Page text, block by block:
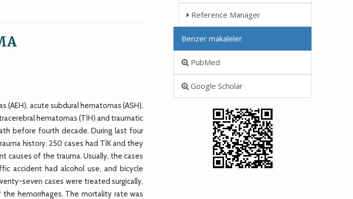
(AEH), acute subdural hematomas (ASH),
hematomas (TİH) and traumatic
before fourth decade. During last four
history, 250 cases had TİK and they
causes of the trauma. Usually, the cases
accident had alcohol use, and bicycle
seven cases were treated surgically,
hemorrhages. The mortality rate was
Reference Manager
Benzer makaleler
PubMed
Google Scholar